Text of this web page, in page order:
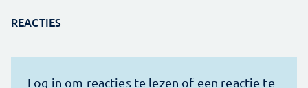
REACTIES